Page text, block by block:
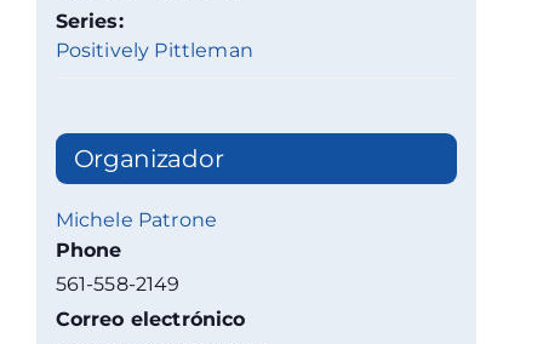
Series:
Positively Pittleman
Organizador
Michele Patrone
Phone
561-558-2149
Correo electrónico